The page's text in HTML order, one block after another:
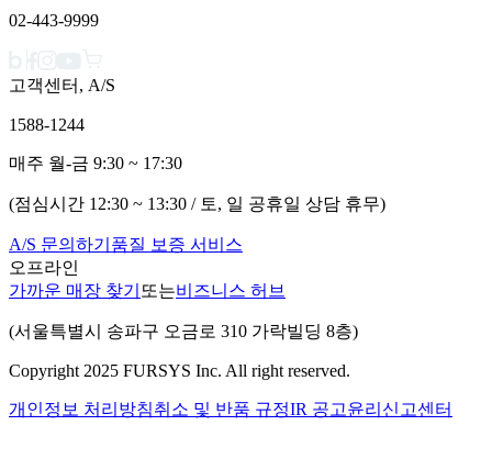
02-443-9999
고객센터, A/S
1588-1244
매주 월-금 9:30 ~ 17:30
(점심시간 12:30 ~ 13:30 / 토, 일 공휴일 상담 휴무)
A/S 문의하기 품질 보증 서비스
오프라인
가까운 매장 찾기 또는비즈니스 허브
(서울특별시 송파구 오금로 310 가락빌딩 8층)
Copyright 2025 FURSYS Inc. All right reserved.
개인정보 처리방침취소 및 반품 규정IR 공고윤리신고센터